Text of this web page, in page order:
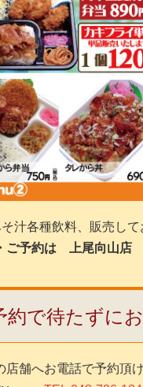
汁各種飲料、販売し
ご予約は 上尾向山店
約で待たずに
店舗へお電話で予約頂